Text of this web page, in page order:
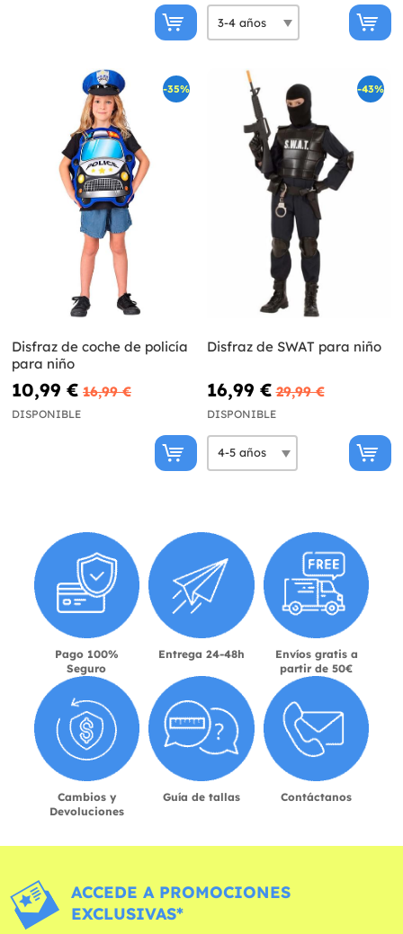
-35%
Disfraz de coche de policía
para niño
10,99 € 16,99 €
DISPONIBLE
-43%
Disfraz de SWAT para niño
16,99 € 29,99 €
DISPONIBLE
Pago 100%
Seguro
Entrega 24-48h
Envíos gratis a
partir de 50€
Cambios y
Devoluciones
Guía de tallas Contáctanos
ACCEDE A PROMOCIONES
EXCLUSIVAS*